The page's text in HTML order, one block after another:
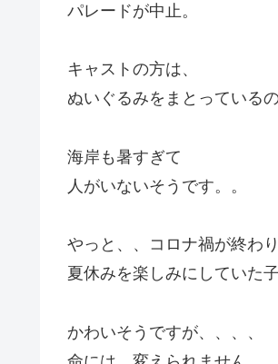
パレードが中止。
キャストの方は、
ぬいぐるみをまとっている
海岸も暑すぎて
人がいないそうです。。
やっと、、コロナ禍が終わり
夏休みを楽しみにしていた子
かわいそうですが、、、、